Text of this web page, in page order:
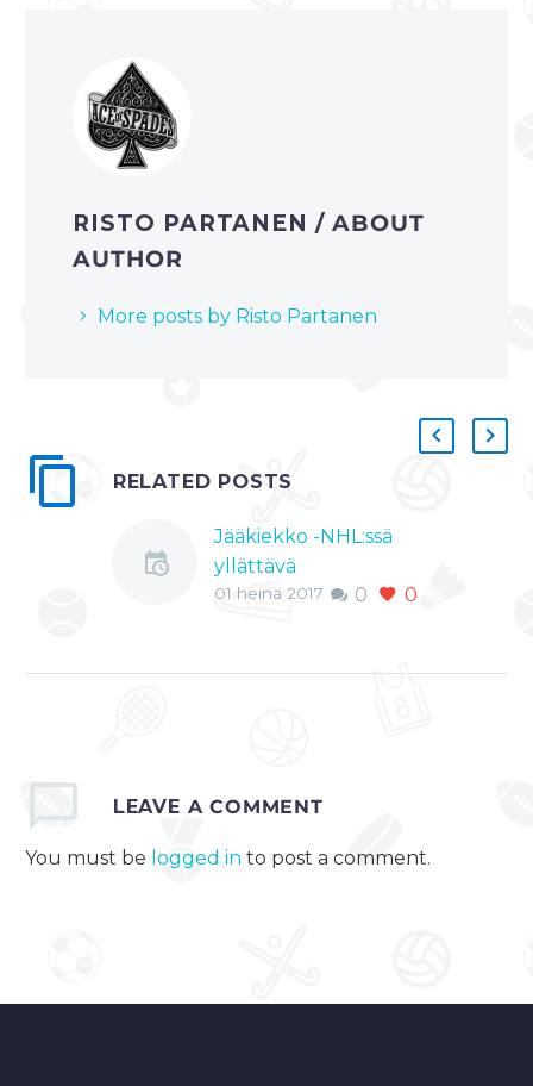
RISTO PARTANEN/ ABOUT
AUTHOR
More posts by Risto Partanen
RELATED POSTS
Jääkiekko -NHL:ssä
yllättävä
suomalaissiirto Antti
suomalaisittain..
suomalaisvahti Antti
0 0
01 heinä 2017
LEAVE A COMMENT
You must be logged in to post a comment.